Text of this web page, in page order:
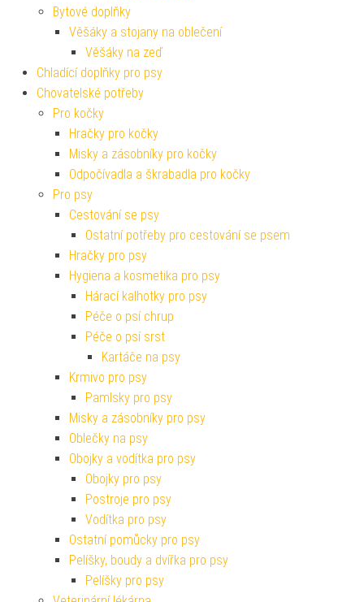
Bytové doplňky
Věšáky a stojany na oblečení
Věšáky na zeď
Chladící doplňky pro psy
Chovatelské potřeby
Pro kočky
Hračky pro kočky
Misky a zásobníky pro kočky
Odpočívadla a škrabadla pro kočky
Pro psy
Cestování se psy
Ostatní potřeby pro cestování se psem
Hračky pro psy
Hygiena a kosmetika pro psy
Hárací kalhotky pro psy
Péče o psí chrup
Péče o psí srst
Kartáče na psy
Krmivo pro psy
Pamlsky pro psy
Misky a zásobníky pro psy
Oblečky na psy
Obojky a vodítka pro psy
Obojky pro psy
Postroje pro psy
Vodítka pro psy
Ostatní pomůcky pro psy
Pelíšky, boudy a dvířka pro psy
Pelíšky pro psy